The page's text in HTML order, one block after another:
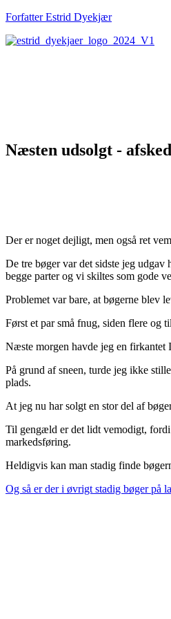
Forfatter Estrid Dyekjær
Næsten udsolgt -
Der er noget dejligt, men også ret
De tre bøger var det sidste jeg udgav
begge parter og vi skiltes som gode
Problemet var bare, at bøgerne blev
Først et par små fnug, siden flere og
Næste morgen havde jeg en firkantet
På grund af sneen, turde jeg ikke
plads.
At jeg nu har solgt en stor del af
Til gengæld er det lidt vemodigt, fordi
markedsføring.
Heldigvis kan man stadig finde
Og så er der i øvrigt stadig bøger på